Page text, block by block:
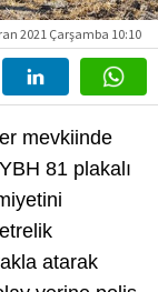
2021 Çarşamba 10:10
mevkiinde
81 plakalı
atarak